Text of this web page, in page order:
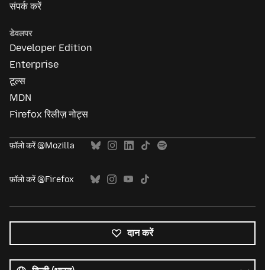
संपर्क करें
डेवलपर
Developer Edition
Enterprise
टूल्स
MDN
Firefox रिलीज़ नोट्स
फ़ॉलो करें @Mozilla
फ़ॉलो करें @Firefox
दान करें
भाषाएं
भाषा